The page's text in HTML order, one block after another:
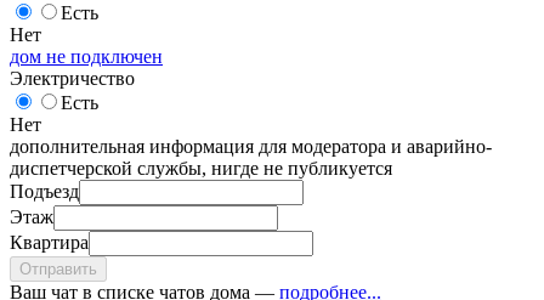
Есть
Нет
дом не подключен
Электричество
Есть
Нет
дополнительная информация для модератора и аварийно-
диспетчерской службы, нигде не публикуется
Подъезд
Этаж
Квартира
Отправить
Ваш чат в списке чатов дома — подробнее...